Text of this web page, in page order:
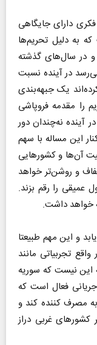
دارای جایگاهی
به دلیل تحریم‌ها
در سال‌های گذشته
در آینده نسبت
یک جبهه‌بندی
را مقدمه فروپاشی
آینده نه‌چندان دور
این مساله با سهم
آن‌ها و کشور‌هایی
و روشن‌تر خواهد
عمیقی را رقم بزند.
خواهد داشت.
و این مهم طبیعتا
تجربیاتی مانند
این نیست که سوریه
فعال است که
مصرف کننده کند و
کشور‌های غربی دراز